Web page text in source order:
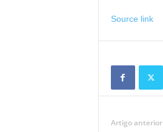
Source link
Artigo anterior